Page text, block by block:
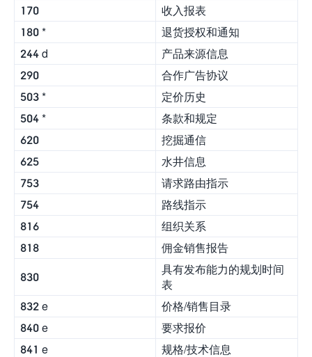
170
收入报表
180 *
退货授权和通知
244 d
产品来源信息
290
合作广告协议
503 *
定价历史
504 *
条款和规定
620
挖掘通信
625
水井信息
753
请求路由指示
754
路线指示
816
组织关系
818
佣金销售报告
830
具有发布能力的规划时间
表
832 e
价格/销售目录
840 e
要求报价
841 e
规格/技术信息